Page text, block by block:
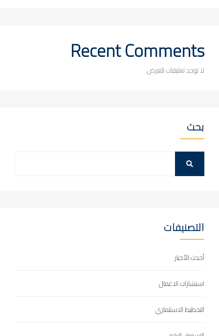
Recent Comments
لا توجد تعليقات للعرض.
بحث
التصنيفات
أحدث الأخبار
استشارات الاعمال
التخطيط الاستثماري